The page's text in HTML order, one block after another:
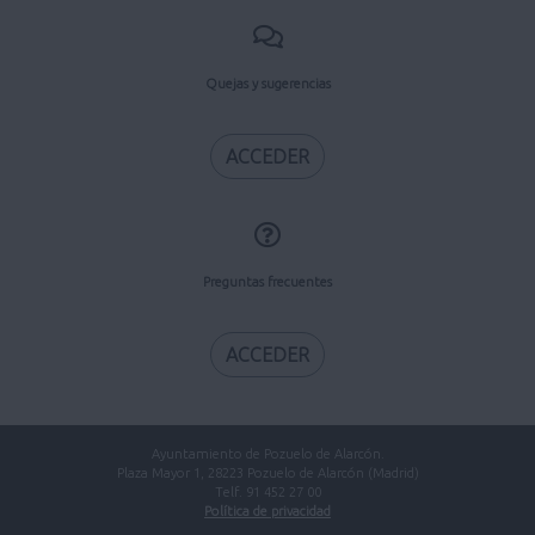
Quejas y sugerencias
ACCEDER
Preguntas frecuentes
ACCEDER
Ayuntamiento de Pozuelo de Alarcón.
Plaza Mayor 1, 28223 Pozuelo de Alarcón (Madrid)
Telf. 91 452 27 00
Política de privacidad